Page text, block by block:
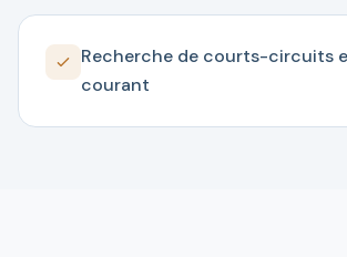
Recherche de courts-circuits
courant